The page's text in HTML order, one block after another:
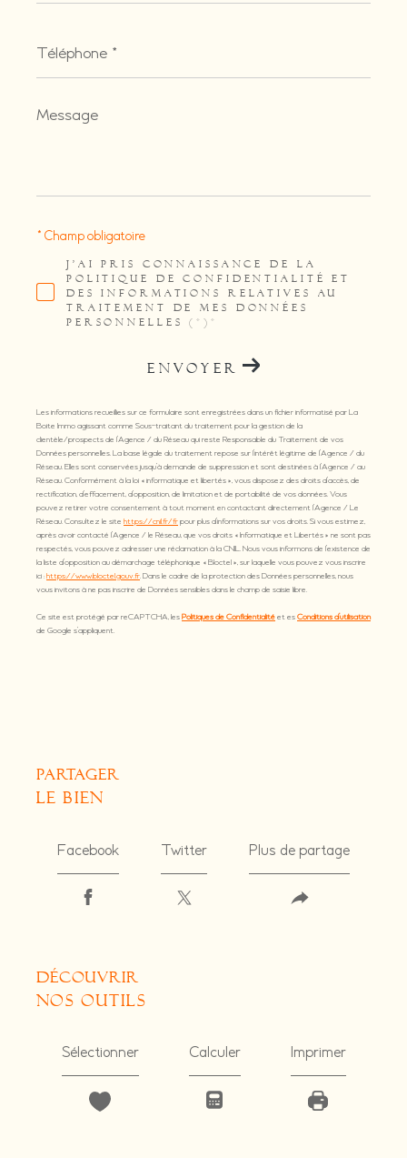
*
Message
*
J'AI PRIS CONNAISSANCE DE LA
POLITIQUE DE CONFIDENTIALITÉ ET
DES INFORMATIONS RELATIVES AU
TRAITEMENT DE MES DONNÉES
PERSONNELLES (*)*
* Champ obligatoire
ENVOYER
Les informations recueillies sur ce formulaire sont enregistrées dans un fichier informatisé par La
Boite Immo agissant comme Sous-traitant du traitement pour la gestion de la
clientèle/prospects de l'Agence / du Réseau qui reste Responsable du Traitement de vos
Données personnelles. La base légale du traitement repose sur l'intérêt légitime de l'Agence / du
Réseau. Elles sont conservées jusqu'à demande de suppression et sont destinées à l'Agence / au
Réseau. Conformément à la loi « informatique et libertés », vous disposez des droits d’accès, de
rectification, d’effacement, d’opposition, de limitation et de portabilité de vos données. Vous
pouvez retirer votre consentement à tout moment en contactant directement l’Agence / Le
Réseau. Consultez le site https://cnil.fr/frpour plus d’informations sur vos droits. Si vous estimez,
après avoir contacté l'Agence / le Réseau, que vos droits « Informatique et Libertés » ne sont pas
respectés, vous pouvez adresser une réclamation à la CNIL. Nous vous informons de l’existence de
la liste d'opposition au démarchage téléphonique « Bloctel », sur laquelle vous pouvez vous inscrire
ici :https://www.bloctel.gouv.fr. Dans le cadre de la protection des Données personnelles, nous
vous invitons à ne pas inscrire de Données sensibles dans le champ de saisie libre.
Ce site est protégé par reCAPTCHA, lesPolitiques de Confidentialitéet esConditions d'utilisation
de Google s'appliquent.
partager
le bien
Facebook Twitter Plus de partage
découvrir
nos outils
Sélectionner Calculer Imprimer